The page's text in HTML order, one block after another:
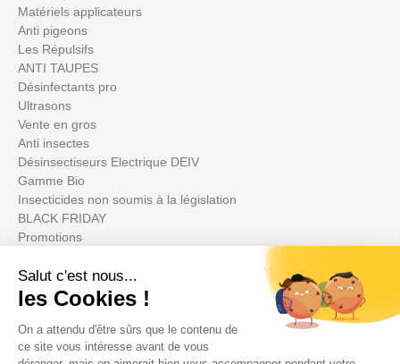
Matériels applicateurs
Anti pigeons
Les Répulsifs
ANTI TAUPES
Désinfectants pro
Ultrasons
Vente en gros
Anti insectes
Désinsectiseurs Electrique DEIV
Gamme Bio
Insecticides non soumis à la législation
BLACK FRIDAY
Promotions
Ihr Konto